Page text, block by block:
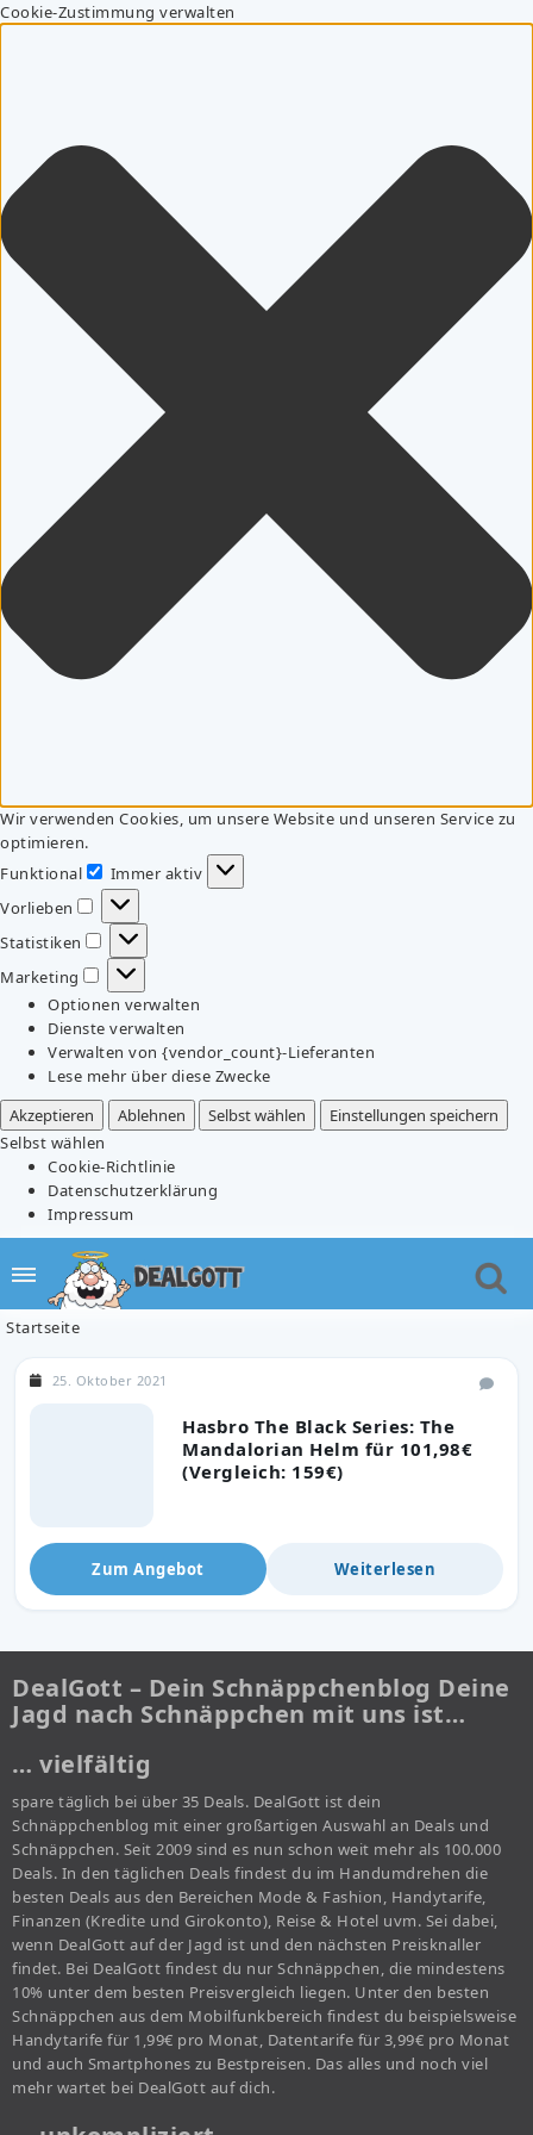
Cookie-Zustimmung verwalten
Wir verwenden Cookies, um unsere Website und unseren Service zu
optimieren.
Funktional
Funktional
Immer aktiv
Vorlieben
Vorlieben
Statistiken
Statistiken
Marketing
Marketing
Optionen verwalten
Dienste verwalten
Verwalten von {vendor_count}-Lieferanten
Lese mehr über diese Zwecke
Akzeptieren
Ablehnen Selbst wählen
Einstellungen speichern
Selbst wählen
Cookie-Richtlinie
Datenschutzerklärung
Impressum
Startseite
Hasbro The Black Series: The
Mandalorian Helm für 101,98€
(Vergleich: 159€)
25. Oktober 2021
Zum Angebot Weiterlesen
DealGott – Dein Schnäppchenblog Deine
Jagd nach Schnäppchen mit uns ist…
… vielfältig
spare täglich bei über 35 Deals. DealGott ist dein
Schnäppchenblog mit einer großartigen Auswahl an Deals und
Schnäppchen. Seit 2009 sind es nun schon weit mehr als 100.000
Deals. In den täglichen Deals findest du im Handumdrehen die
besten Deals aus den Bereichen Mode & Fashion, Handytarife,
Finanzen (Kredite und Girokonto), Reise & Hotel uvm. Sei dabei,
wenn DealGott auf der Jagd ist und den nächsten Preisknaller
findet. Bei DealGott findest du nur Schnäppchen, die mindestens
10% unter dem besten Preisvergleich liegen. Unter den besten
Schnäppchen aus dem Mobilfunkbereich findest du beispielsweise
Handytarife für 1,99€ pro Monat, Datentarife für 3,99€ pro Monat
und auch Smartphones zu Bestpreisen. Das alles und noch viel
mehr wartet bei DealGott auf dich.